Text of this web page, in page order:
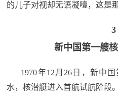
的儿子对视却无语凝噎，这是
3
新中国第一艘
1970年12月26日，新中
水，核潜艇进入首航试航阶段。